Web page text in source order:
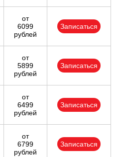
от
6099
рублей
Записаться
от
5899
рублей
Записаться
от
6499
рублей
Записаться
от
6799
рублей
Записаться